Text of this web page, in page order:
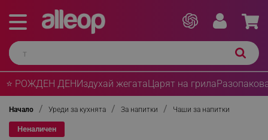
⭐ РОЖДЕН ДЕНИздухай жегатаЦарят на грила
Начало Уреди за кухнята За напитки Чаши за напитки
Неналичен